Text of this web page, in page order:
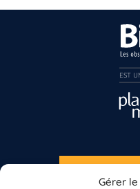
Gérer
S'INSCRIRE